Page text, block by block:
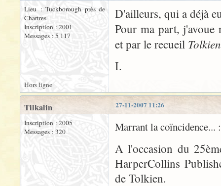
Lieu : Tuckborough près de
Chartres
Inscription : 2001
Messages : 5 117
D'ailleurs, qui a déjà
Pour ma part,
et par le recueil
I.
Hors ligne
27-11-2007 11:26
Tilkalin
Inscription : 2005
Messages : 320
Marrant la coïncidence...
A l'occasion du
HarperCollins
de Tolkien.